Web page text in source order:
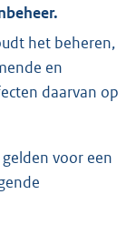
het beheren,
en
daarvan op
voor een